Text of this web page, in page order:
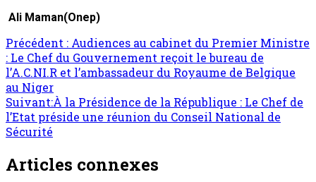
Ali Maman(Onep)
Précédent : Audiences au cabinet du Premier Ministre
: Le Chef du Gouvernement reçoit le bureau de
l’A.C.NI.R et l’ambassadeur du Royaume de Belgique
au Niger
Suivant:À la Présidence de la République : Le Chef de
l’Etat préside une réunion du Conseil National de
Sécurité
Articles connexes